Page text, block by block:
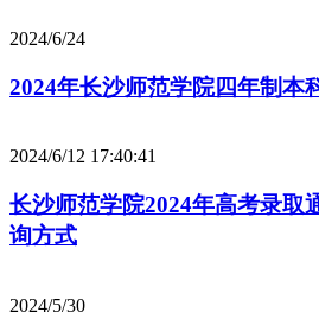
2024/6/24
2024年长沙师范学院四年制本
2024/6/12 17:40:41
长沙师范学院2024年高考录取
询方式
2024/5/30